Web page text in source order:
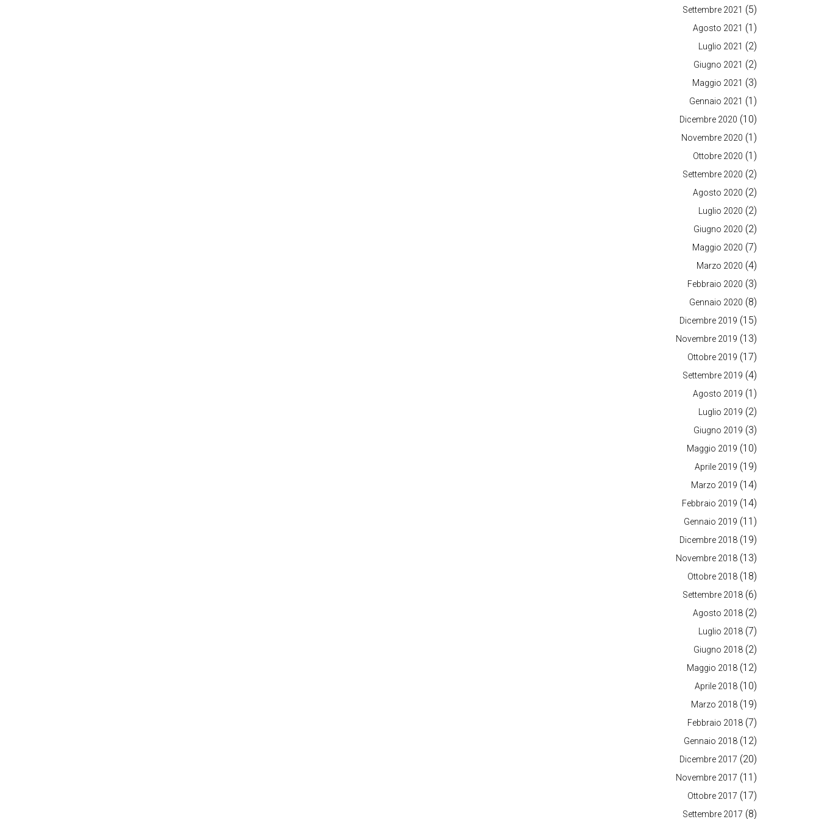
Settembre 2021 (5)
Agosto 2021 (1)
Luglio 2021 (2)
Giugno 2021 (2)
Maggio 2021 (3)
Gennaio 2021 (1)
Dicembre 2020 (10)
Novembre 2020 (1)
Ottobre 2020 (1)
Settembre 2020 (2)
Agosto 2020 (2)
Luglio 2020 (2)
Giugno 2020 (2)
Maggio 2020 (7)
Marzo 2020 (4)
Febbraio 2020 (3)
Gennaio 2020 (8)
Dicembre 2019 (15)
Novembre 2019 (13)
Ottobre 2019 (17)
Settembre 2019 (4)
Agosto 2019 (1)
Luglio 2019 (2)
Giugno 2019 (3)
Maggio 2019 (10)
Aprile 2019 (19)
Marzo 2019 (14)
Febbraio 2019 (14)
Gennaio 2019 (11)
Dicembre 2018 (19)
Novembre 2018 (13)
Ottobre 2018 (18)
Settembre 2018 (6)
Agosto 2018 (2)
Luglio 2018 (7)
Giugno 2018 (2)
Maggio 2018 (12)
Aprile 2018 (10)
Marzo 2018 (19)
Febbraio 2018 (7)
Gennaio 2018 (12)
Dicembre 2017 (20)
Novembre 2017 (11)
Ottobre 2017 (17)
Settembre 2017 (8)